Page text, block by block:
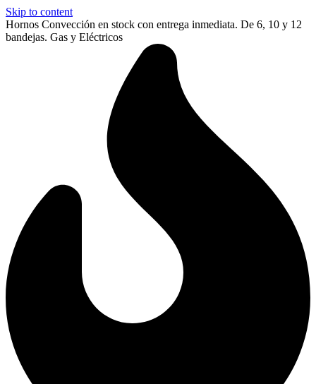
Skip to content
Hornos Convección en stock con entrega inmediata. De 6, 10 y 12
bandejas. Gas y Eléctricos